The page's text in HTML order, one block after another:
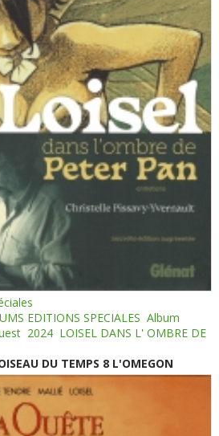
EDITIONS SPECIALES Album
2024 LOISEL DANS L' OMBRE DE
DU TEMPS 8 L'OMEGON